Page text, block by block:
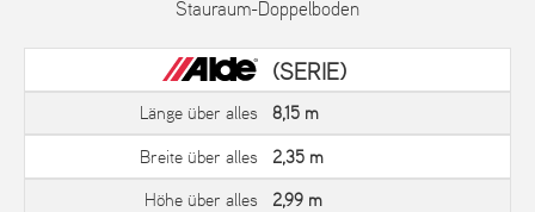
Stauraum-Doppelboden
(SERIE)
Länge über alles 8,15 m
Breite über alles 2,35 m
Höhe über alles 2,99 m